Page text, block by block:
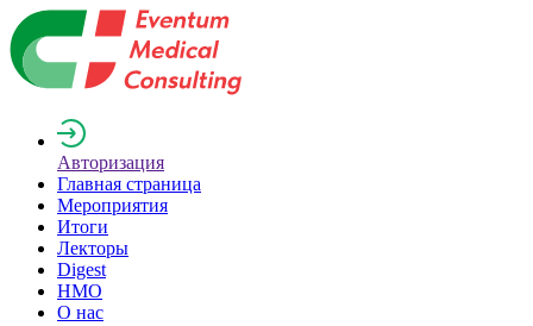
Авторизация
Главная страница
Мероприятия
Итоги
Лекторы
Digest
НМО
О нас